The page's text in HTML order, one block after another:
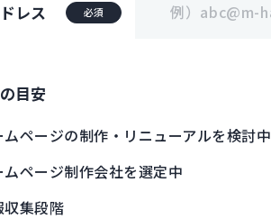
レス 必須
目安
ムページの制作・リニューアルを検討中
ムページ制作会社を選定中
収集段階